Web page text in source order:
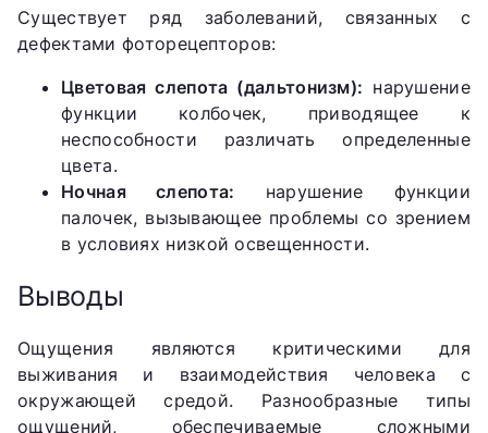
Существует ряд заболеваний, связанных с
дефектами фоторецепторов:
Цветовая слепота (дальтонизм): нарушение
функции колбочек, приводящее к
неспособности различать определенные
цвета.
Ночная слепота: нарушение функции
палочек, вызывающее проблемы со зрением
в условиях низкой освещенности.
Выводы
Ощущения являются критическими для
выживания и взаимодействия человека с
окружающей средой. Разнообразные типы
ощущений, обеспечиваемые сложными